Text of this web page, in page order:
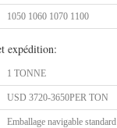
1050 1060 1070 1100
expédition:
1 TONNE
USD 3720-3650PER TON
Emballage navigable standard